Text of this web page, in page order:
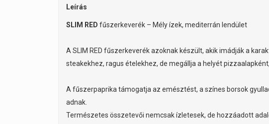
Leírás
SLIM RED fűszerkeverék – Mély ízek, mediterrán lendület
A SLIM RED fűszerkeverék azoknak készült, akik imádják a
steakekhez, ragus ételekhez, de megállja a helyét
A fűszerpaprika támogatja az emésztést, a színes borsok
adnak.
Természetes összetevői nemcsak ízletesek, de hozzáadott